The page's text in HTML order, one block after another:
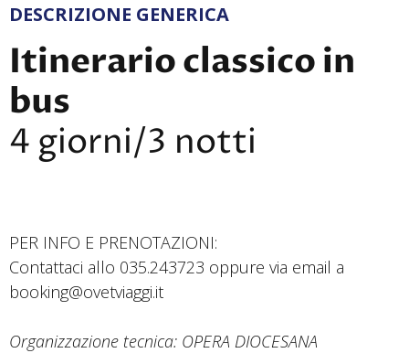
DESCRIZIONE GENERICA
Itinerario classico in
bus
4 giorni/3 notti
PER INFO E PRENOTAZIONI:
Contattaci allo 035.243723 oppure via email a
booking@ovetviaggi.it
Organizzazione tecnica: OPERA DIOCESANA